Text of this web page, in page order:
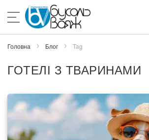
to
Content
Головна Блог Tag
ГОТЕЛІ З ТВАРИНАМИ